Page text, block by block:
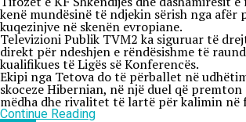
kenë mundësinë të ndjekin sërish nga afër
kuqezinjve në skenën evropiane.
Televizioni Publik TVM2 ka siguruar të
direkt për ndeshjen e rëndësishme të
kualifikues të Ligës së Konferencës.
Ekipi nga Tetova do të përballet në
skoceze Hibernian, në një duel që
mëdha dhe rivalitet të lartë për kalimin në
Continue Reading